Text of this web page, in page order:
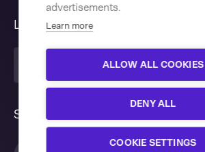
advertisements.
Learn more
ALLOW ALL COOKIES
DENY ALL
COOKIE SETTINGS
Langue
Suivez nous